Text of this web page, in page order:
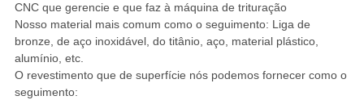
CNC que gerencie e que faz à máquina de trituração
Nosso material mais comum como o seguimento: Liga de
bronze, de aço inoxidável, do titânio, aço, material plástico,
alumínio, etc.
O revestimento que de superfície nós podemos fornecer como o
seguimento: